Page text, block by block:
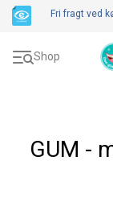
GUM -
Fri fragt ved
Shop
Toggle
navigation